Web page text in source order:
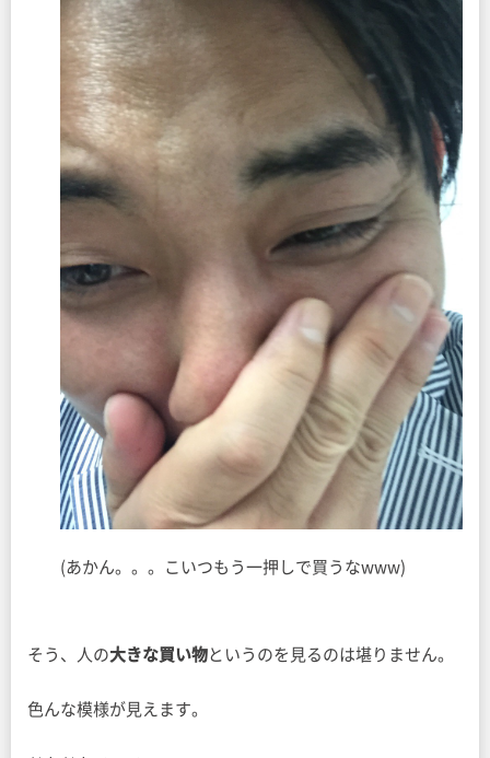
(あかん。。。こいつもう一押しで買うなwww)
そう、人の大きな買い物というのを見るのは堪りません。
色んな模様が見えます。